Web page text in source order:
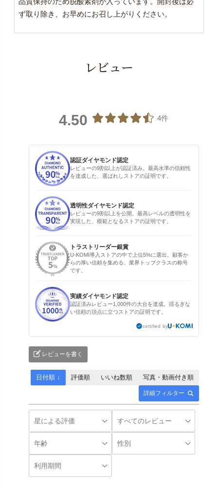
ず取り除き、お早めにお召し上がりください。
レビュー
4.50 4件
認証ダイヤモンド認定
レビューの9割以上が認証済み。最高水準の信頼性
を達成した、選ばれしストアの証明です。
透明性ダイヤモンド認定
レビューの9割以上を公開。最高レベルの透明性を
実現した、模範となるストアの証明です。
トラストリーダー銀賞
U-KOMI導入ストアの中で上位5%に選出。顧客か
らの厚い信頼を集める、業界トップクラスの称号
です。
実績ダイヤモンド認定
認証済みレビュー1,000件の大台を達成。揺るぎな
い信頼の頂点に立つストアの証明です。
certified by
レビューを書く
詳細フィルター
日付順 ↓ 評価順 いいね数順 写真・動画付き順